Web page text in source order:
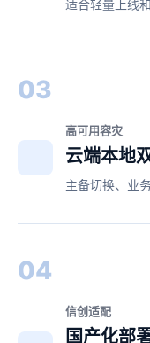
适合轻量上线
03
高可用容灾
云端本地
主备切换、业
04
信创适配
国产化部